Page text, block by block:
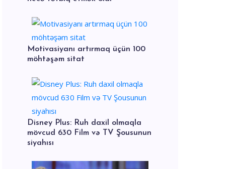
Motivasiyanı artırmaq üçün 100
möhtəşəm sitat
Disney Plus: Ruh daxil olmaqla
mövcud 630 Film və TV Şousunun
siyahısı